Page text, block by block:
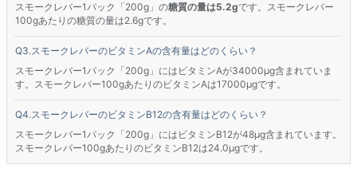
スモークレバー1パック「200g」の糖質の量は5.2gです。スモークレバー
100gあたりの糖質の量は2.6gです。
スモークレバーのビタミンAの含有量はどのくらい？
スモークレバー1パック「200g」にはビタミンAが34000μg含まれていま
す。スモークレバー100gあたりのビタミンAは17000μgです。
スモークレバーのビタミンB12の含有量はどのくらい？
スモークレバー1パック「200g」にはビタミンB12が48μg含まれています。
スモークレバー100gあたりのビタミンB12は24.0μgです。